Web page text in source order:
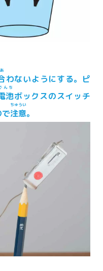
あ
わないようにする。ピ
池
んち
ボックスのスイッチ
で注意
ちゅうい
。